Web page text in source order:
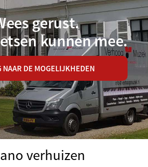
gerust.
kunnen mee.
NAAR DE MOGELIJKHEDEN
verhuizen